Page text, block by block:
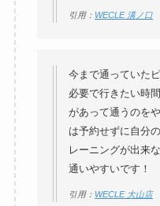
引用： WECLE 溝ノ口
今まで通っていた
必要で行きたい時
があって通うのを
は予約せずに自分
レーニングが出来
通いやすいです！
引用： WECLE 大山店